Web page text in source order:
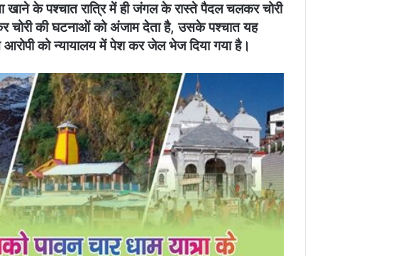
के पश्चात रात्रि में ही जंगल के रास्ते पैदल चलकर चोरी
चोरी की घटनाओं को अंजाम देता है, उसके पश्चात यह
आरोपी को न्यायालय में पेश कर जेल भेज दिया गया है।